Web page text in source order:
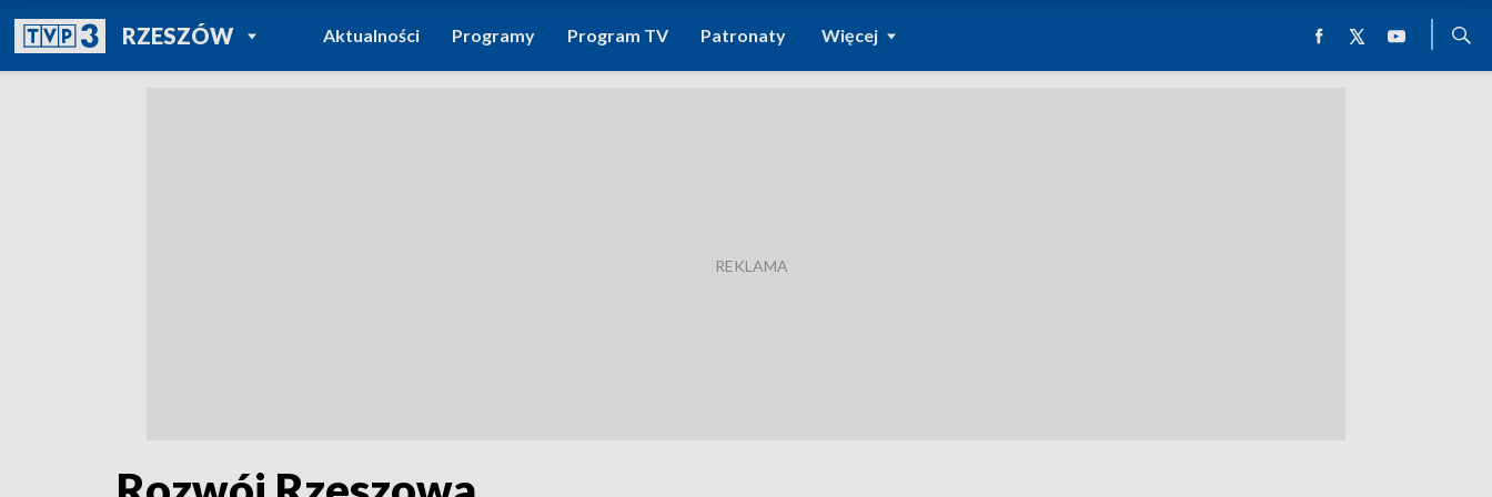
RZESZÓWPOWRÓT DO
TVP REGIONY
Aktualności Programy Program TV Patronaty Więcej